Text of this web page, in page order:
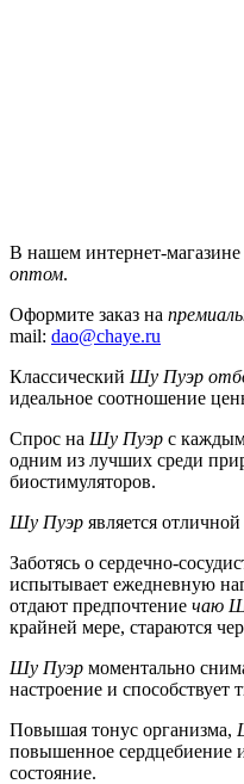
В нашем интернет-
оптом.
Оформите заказ на
mail: dao@chaye.ru
Классический Шу Пуэр
идеальное соотношение
Спрос на Шу Пуэр с каждым
одним из лучших среди
биостимуляторов.
Шу Пуэр является
Заботясь о сердечно-
испытывает ежедневную
отдают предпочтение чаю
крайней мере, стараются
Шу Пуэр моментально
настроение и способствует
Повышая тонус организма,
повышенное сердцебиение
состояние.